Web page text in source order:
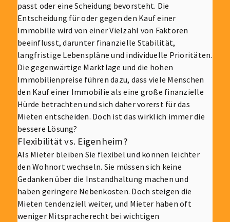
passt oder eine Scheidung bevorsteht. Die
Entscheidung für oder gegen den Kauf einer
Immobilie wird von einer Vielzahl von Faktoren
beeinflusst, darunter finanzielle Stabilität,
langfristige Lebenspläne und individuelle Prioritäten.
Die gegenwärtige Marktlage und die hohen
Immobilienpreise führen dazu, dass viele Menschen
den Kauf einer Immobilie als eine große finanzielle
Hürde betrachten und sich daher vorerst für das
Mieten entscheiden. Doch ist das wirklich immer die
bessere Lösung?
Flexibilität vs. Eigenheim?
Als Mieter bleiben Sie flexibel und können leichter
den Wohnort wechseln. Sie müssen sich keine
Gedanken über die Instandhaltung machen und
haben geringere Nebenkosten. Doch steigen die
Mieten tendenziell weiter, und Mieter haben oft
weniger Mitspracherecht bei wichtigen